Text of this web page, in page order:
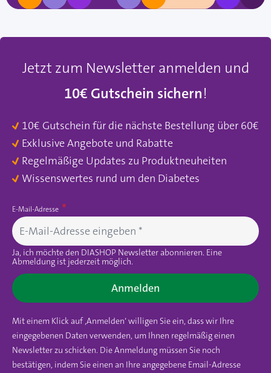
Jetzt zum Newsletter anmelden und
10€ Gutschein sichern!
10€ Gutschein für die nächste Bestellung über 60€
Exklusive Angebote und Rabatte
Regelmäßige Updates zu Produktneuheiten
Wissenswertes rund um den Diabetes
E-Mail-Adresse
Ja, ich möchte den DIASHOP Newsletter abonnieren. Eine
Abmeldung ist jederzeit möglich.
Anmelden
Mit einem Klick auf ‚Anmelden‘ willigen Sie ein, dass wir Ihre
eingegebenen Daten verwenden, um Ihnen regelmäßig einen
Newsletter zu schicken. Die Anmeldung müssen Sie noch
bestätigen, indem Sie einen an Ihre angegebene Email-Adresse